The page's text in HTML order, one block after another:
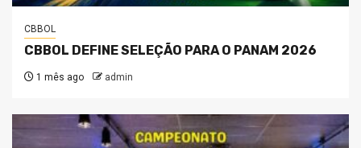
CBBOL
CBBOL DEFINE SELEÇÃO PARA O PANAM 2026
1 mês ago admin